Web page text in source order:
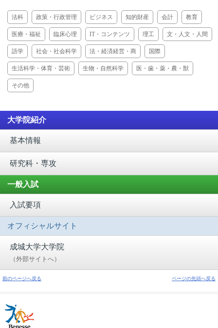
法科 政策・行政管理 ビジネス 知的財産 会計 教育
医療・福祉 臨床心理 IT・コンテンツ 理工 文・人文・人間
語学 社会・社会科学 法・経済経営・商 国際
生活科学・体育・芸術 生物・自然科学 医・歯・薬・農・獣
その他
大学院紹介
基本情報
研究科・専攻
一般入試
入試要項
オフィシャルサイト
成城大学大学院
（外部サイトへ）
前のページへ戻る ページの先頭へ戻る